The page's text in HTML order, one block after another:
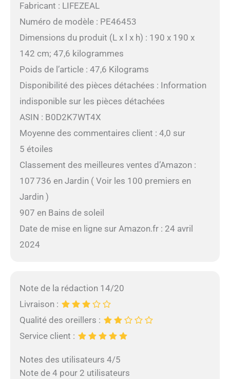
Fabricant : LIFEZEAL
Numéro de modèle : PE46453
Dimensions du produit (L x l x h) : 190 x 190 x
142 cm; 47,6 kilogrammes
Poids de l’article : 47,6 Kilograms
Disponibilité des pièces détachées : Information
indisponible sur les pièces détachées
ASIN : B0D2K7WT4X
Moyenne des commentaires client : 4,0 sur
5 étoiles
Classement des meilleures ventes d’Amazon :
107 736 en Jardin ( Voir les 100 premiers en
Jardin )
907 en Bains de soleil
Date de mise en ligne sur Amazon.fr : 24 avril
2024
Note de la rédaction 14/20
Livraison :
Qualité des oreillers :
Service client :
Notes des utilisateurs 4/5
Note de 4 pour 2 utilisateurs